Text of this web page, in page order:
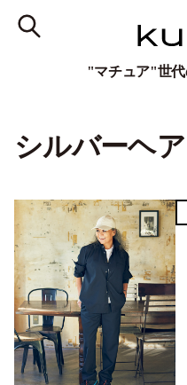
"マチュア"世代
シルバーヘア